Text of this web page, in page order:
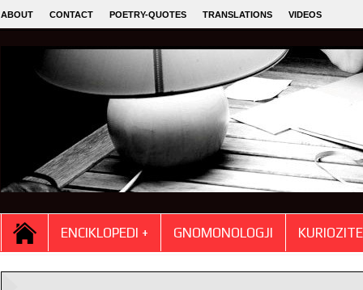
ABOUT CONTACT POETRY-QUOTES TRANSLATIONS VIDEOS
ENCIKLOPEDI + GNOMONOLOGJI